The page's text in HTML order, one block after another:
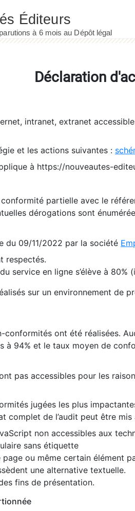
Déclaration
intranet, extranet
et les actions suivantes :
à https://nouveautes-
partielle avec le
dérogations sont
du 09/11/2022 par la société
respectés.
service en ligne s’élève à 80%
sur un environnement de
ont été réalisées.
à 94% et le taux moyen de
pas accessibles pour les
jugées les plus
complet de l’audit peut être
non accessibles aux
sans étiquette
ou même certain élément
une alternative textuelle.
fins de présentation.